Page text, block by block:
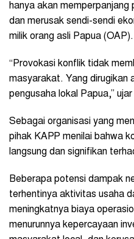
hanya akan
dan merusak sendi-sendi
milik orang asli Papua (OAP).
“Provokasi konflik tidak
masyarakat. Yang dirugikan
pengusaha lokal Papua,”
Sebagai organisasi yang
pihak KAPP menilai bahwa
langsung dan signifikan
Beberapa potensi dampak
terhentinya aktivitas usaha
meningkatnya biaya
menurunnya kepercayaan